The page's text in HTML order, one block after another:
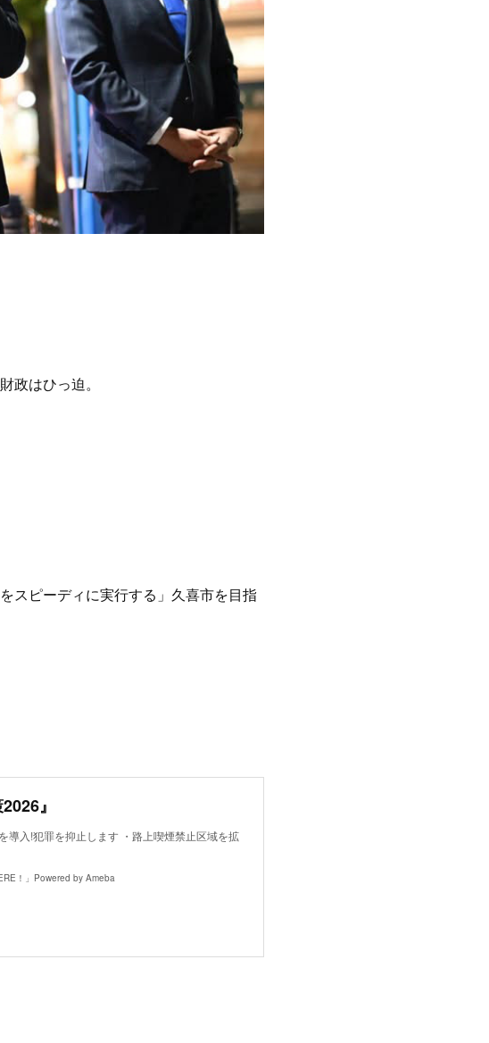
政はひっ迫。
スピーディに実行する」久喜市を目指
』
入!犯罪を抑止します ・路上喫煙禁止区域を拡
！」Powered by Ameba